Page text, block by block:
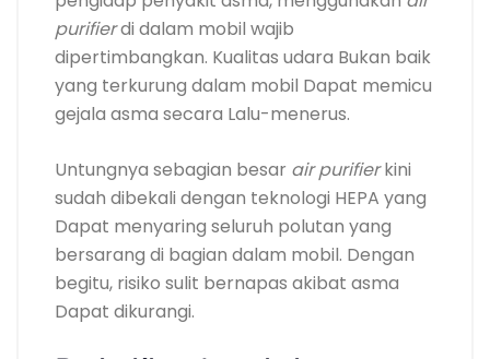
purifierdi dalam mobil wajib
dipertimbangkan. Kualitas udara Bukan baik
yang terkurung dalam mobil Dapat memicu
gejala asma secara Lalu-menerus.
Untungnya sebagian besar air purifierkini
sudah dibekali dengan teknologi HEPA yang
Dapat menyaring seluruh polutan yang
bersarang di bagian dalam mobil. Dengan
begitu, risiko sulit bernapas akibat asma
Dapat dikurangi.